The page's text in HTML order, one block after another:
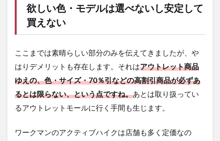
欲しい色・モデルは選べないし安定して
買えない
ここまでは素晴らしい部分のみを伝えてきましたが、や
はりデメリットも存在します。それはアウトレット商品
ゆえの、色・サイズ・70％引などの高割引商品が必ずあ
るとは限らない、という点ですね。あとは取り扱ってい
るアウトレットモールに行く手間も生じます。
ワークマンのアクティブハイクは店舗も多く定価なの